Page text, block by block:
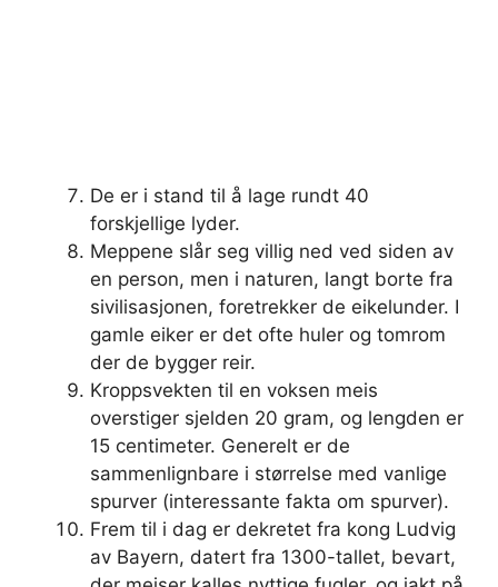
De er i stand til å lage rundt 40
forskjellige lyder.
Meppene slår seg villig ned ved siden av
en person, men i naturen, langt borte fra
sivilisasjonen, foretrekker de eikelunder. I
gamle eiker er det ofte huler og tomrom
der de bygger reir.
Kroppsvekten til en voksen meis
overstiger sjelden 20 gram, og lengden er
15 centimeter. Generelt er de
sammenlignbare i størrelse med vanlige
spurver (interessante fakta om spurver).
Frem til i dag er dekretet fra kong Ludvig
av Bayern, datert fra 1300-tallet, bevart,